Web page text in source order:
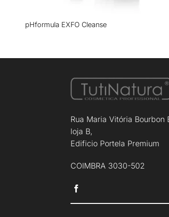
pHformula EXFO Cleanse
Rua Maria Vitória Bourbon
loja B,
Edificio Portela Premium
COIMBRA 3030-502